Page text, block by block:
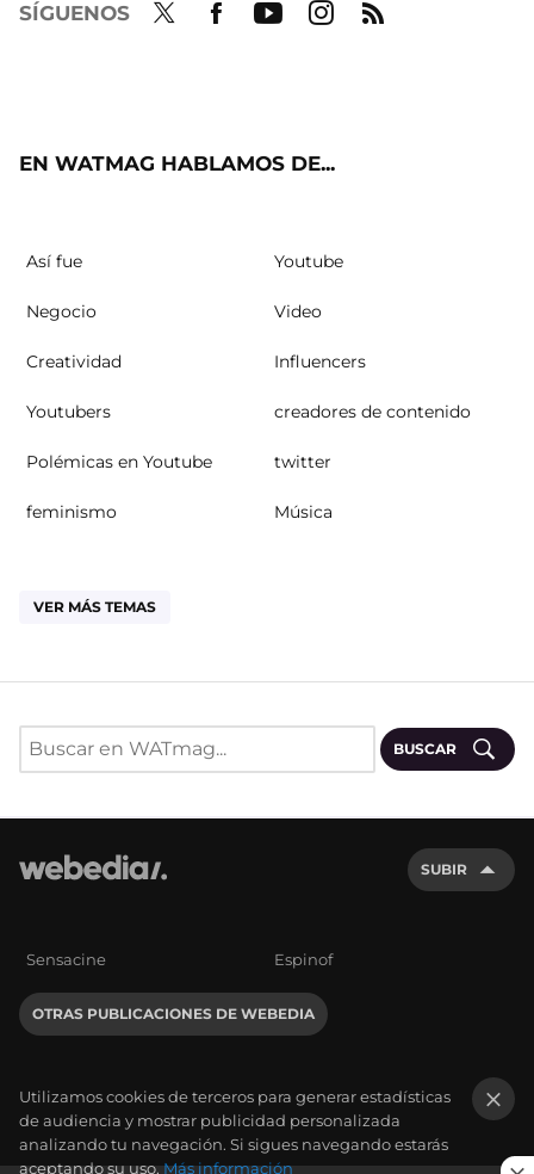
SÍGUENOS
EN WATMAG HABLAMOS DE...
Así fue Youtube
Negocio Video
Creatividad Influencers
Youtubers creadores de contenido
Polémicas en Youtube twitter
feminismo Música
VER MÁS TEMAS
BUSCAR
SUBIR
Sensacine Espinof
OTRAS PUBLICACIONES DE WEBEDIA
Utilizamos cookies de terceros para generar estadísticas
de audiencia y mostrar publicidad personalizada
analizando tu navegación. Si sigues navegando estarás
aceptando su uso.Más información